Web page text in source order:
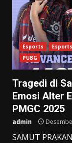
Esports
PUBG
Tragedi di
Emosi Alter
PMGC 2025
admin
SAMUT